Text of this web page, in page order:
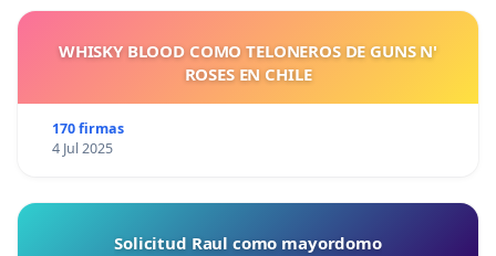
WHISKY BLOOD COMO TELONEROS DE GUNS N'
ROSES EN CHILE
170 firmas
4 Jul 2025
Solicitud Raul como mayordomo